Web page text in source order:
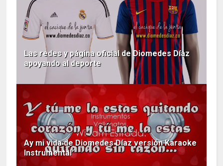
Las redes y página oficial de Diomedes Díaz
apoyando al deporte
Ay mi vida de Diomedes Díaz versión Karaoke
Instrumental